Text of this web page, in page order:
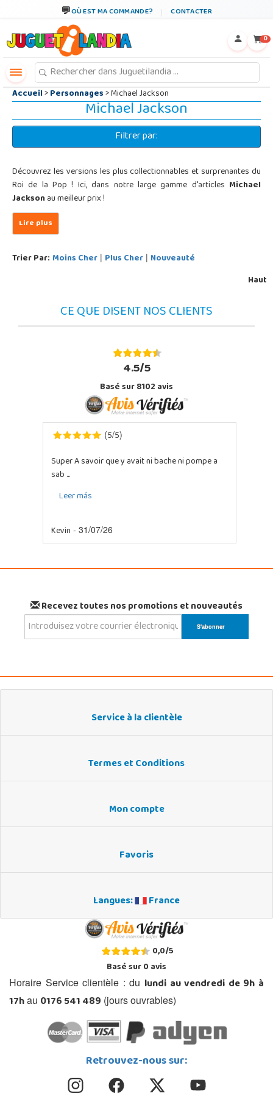
OÙ EST MA COMMANDE? CONTACTER
0
Accueil>Personnages> Michael Jackson
Michael Jackson
Filtrer par:
Découvrez les versions les plus collectionnables et surprenantes du
Roi de la Pop ! Ici, dans notre large gamme d'articles Michael
Jacksonau meilleur prix !
Trier Par: Moins Cher | Plus Cher | Nouveauté
Haut
CE QUE DISENT NOS CLIENTS
4.5/5
Basé sur 8102 avis
(5/5)
Super A savoir que y avait ni bache ni pompe a
sab ...
Leer más
Kevin - 31/07/26
Recevez toutes nos promotions et nouveautés
Service à la clientèle
Termes et Conditions
Mon compte
Favoris
Langues: France
0,0/5
Basé sur0avis
Horaire Service clientèle : du lundi au vendredi de 9h à
17hau 0176 541 489 (jours ouvrables)
Retrouvez-nous sur: